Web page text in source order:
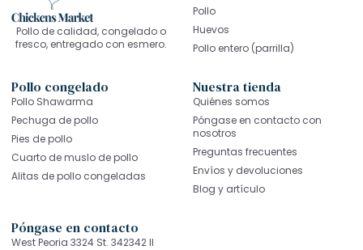
Pollo de calidad, congelado o
fresco, entregado con esmero.
Pollo
Huevos
Pollo entero (parrilla)
Pollo congelado
Pollo Shawarma
Pechuga de pollo
Pies de pollo
Cuarto de muslo de pollo
Alitas de pollo congeladas
Nuestra tienda
Quiénes somos
Póngase en contacto con
nosotros
Preguntas frecuentes
Envíos y devoluciones
Blog y artículo
Póngase en contacto
West Peoria 3324 St. 342342 Il